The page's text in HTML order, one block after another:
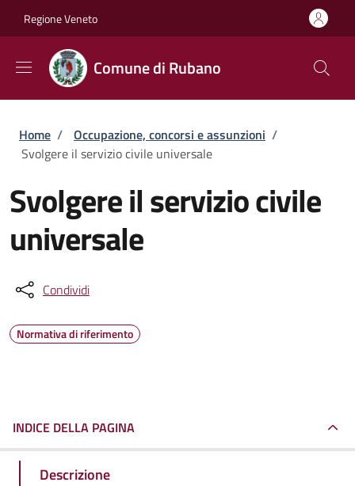
Regione Veneto
Comune di Rubano
Briciole di pane
Home / Occupazione, concorsi e assunzioni /
Svolgere il servizio civile universale
Svolgere il servizio civile
universale
Condividi
Normativa di riferimento
INDICE DELLA PAGINA
Descrizione